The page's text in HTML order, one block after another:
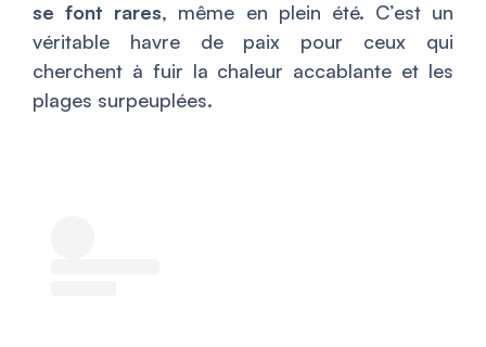
se font rares, même en plein été. C’est un
véritable havre de paix pour ceux qui
cherchent à fuir la chaleur accablante et les
plages surpeuplées.